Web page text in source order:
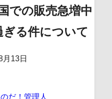
での販売急増中
ぎる件について
月13日
だ！管理人